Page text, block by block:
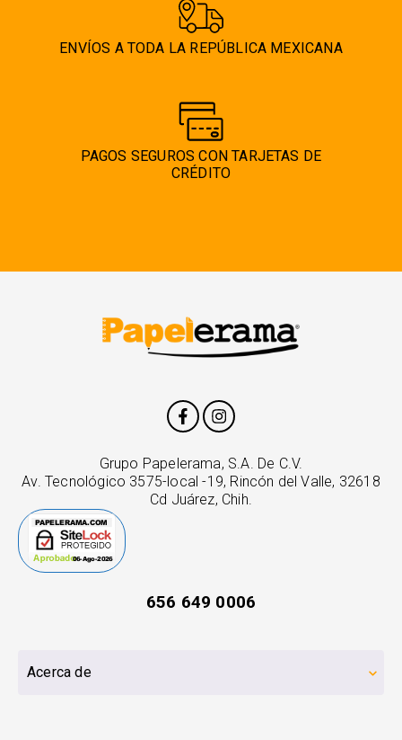
ENVÍOS A TODA LA REPÚBLICA MEXICANA
PAGOS SEGUROS CON TARJETAS DE
CRÉDITO
Grupo Papelerama, S.A. De C.V.
Av. Tecnológico 3575-local -19, Rincón del Valle, 32618
Cd Juárez, Chih.
656 649 0006
Acerca de